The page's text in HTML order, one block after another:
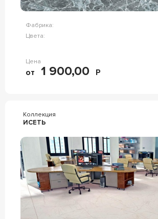
Фабрика:
Цвета:
Цена
от 1 900,00 Р
Коллекция
ИСЕТЬ